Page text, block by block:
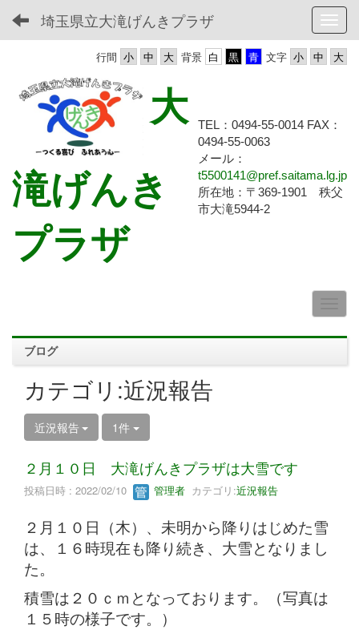
埼玉県立大滝げんきプラザ
文字
背景
行間
大
滝げんき
プラザ
TEL：0494-55-0014 FAX：
0494-55-0063
メール：
t5500141@pref.saitama.lg.jp
所在地：〒369-1901 秩父
市大滝5944-2
ブログ
カテゴリ:近況報告
近況報告 1件
２月１０日 大滝げんきプラザは大雪です
投稿日時 : 2022/02/10 管理者 カテゴリ:近況報告
２月１０日（木）、未明から降りはじめた雪
は、１６時現在も降り続き、大雪となりまし
た。
積雪は２０ｃｍとなっております。（写真は
１５時の様子です。）